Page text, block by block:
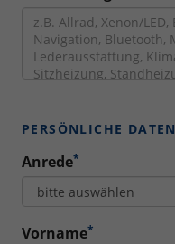
PERSÖNLICHE DATEN
Anrede*
Vorname*